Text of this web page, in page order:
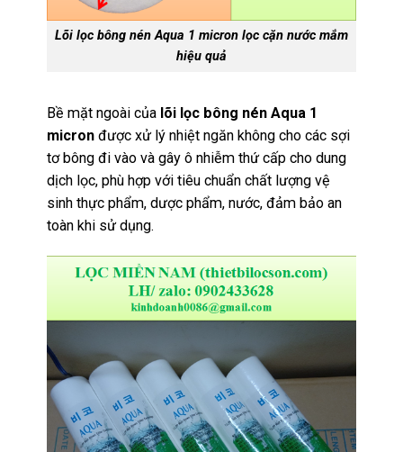
Lõi lọc bông nén Aqua 1 micron lọc cặn nước mắm
hiệu quả
Bề mặt ngoài của lõi lọc bông nén Aqua 1
micron được xử lý nhiệt ngăn không cho các sợi
tơ bông đi vào và gây ô nhiễm thứ cấp cho dung
dịch lọc, phù hợp với tiêu chuẩn chất lượng vệ
sinh thực phẩm, dược phẩm, nước, đảm bảo an
toàn khi sử dụng.